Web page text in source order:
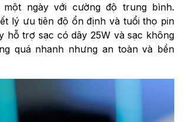
ngày với cường độ trung bình.
lý ưu tiên độ ổn định và tuổi thọ pin
hỗ trợ sạc có dây 25W và sạc không
quá nhanh nhưng an toàn và bền